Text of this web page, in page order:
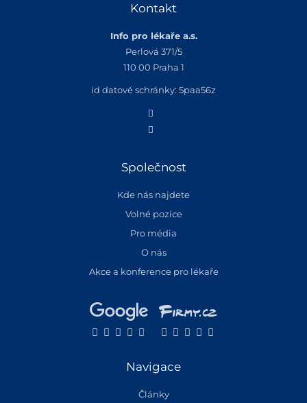
Kontakt
Info pro lékaře a.s.
Perlová 371/5
110 00 Praha 1
id datové schránky: 5paa56z
Společnost
Kde nás najdete
Volné pozice
Pro média
O nás
Akce a konference pro lékaře
Navigace
Články